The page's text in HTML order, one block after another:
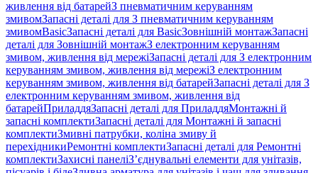
живлення від батарейЗ пневматичним керуванням
змивомЗапасні деталі для З пневматичним керуванням
змивомBasicЗапасні деталі для BasicЗовнішній монтажЗапасні
деталі для Зовнішній монтажЗ електронним керуванням
змивом, живлення від мережіЗапасні деталі для З електронним
керуванням змивом, живлення від мережіЗ електронним
керуванням змивом, живлення від батарейЗапасні деталі для З
електронним керуванням змивом, живлення від
батарейПриладдяЗапасні деталі для ПриладдяМонтажні й
запасні комплектиЗапасні деталі для Монтажні й запасні
комплектиЗмивні патрубки, коліна змиву й
перехідникиРемонтні комплектиЗапасні деталі для Ремонтні
комплектиЗахисні панеліЗ’єднувальні елементи для унітазів,